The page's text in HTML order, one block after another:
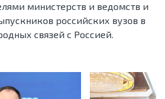
министерств и ведомств и
российских вузов в
связей с Россией.